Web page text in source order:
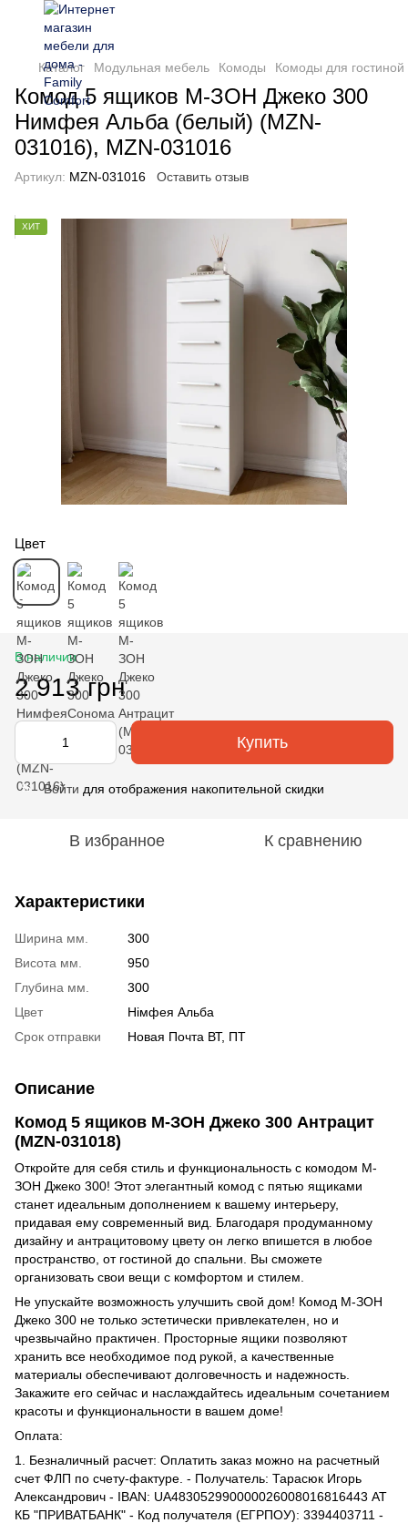
Каталог Модульная мебель Комоды Комоды для гостиной
Комод 5 ящиков М-ЗОН Джеко 300
Нимфея Альба (белый) (MZN-
031016), MZN-031016
Артикул: MZN-031016 Оставить отзыв
ХИТ
Цвет
В наличии
2 913 грн
Купить
% Войти для отображения накопительной скидки
В избранное К сравнению
Характеристики
Ширина мм.
300
Висота мм.
950
Глубина мм.
300
Цвет
Німфея Альба
Срок отправки
Новая Почта ВТ, ПТ
Описание
Комод 5 ящиков М-ЗОН Джеко 300 Антрацит
(MZN-031018)
Откройте для себя стиль и функциональность с комодом М-
ЗОН Джеко 300! Этот элегантный комод с пятью ящиками
станет идеальным дополнением к вашему интерьеру,
придавая ему современный вид. Благодаря продуманному
дизайну и антрацитовому цвету он легко впишется в любое
пространство, от гостиной до спальни. Вы сможете
организовать свои вещи с комфортом и стилем.
Не упускайте возможность улучшить свой дом! Комод М-ЗОН
Джеко 300 не только эстетически привлекателен, но и
чрезвычайно практичен. Просторные ящики позволяют
хранить все необходимое под рукой, а качественные
материалы обеспечивают долговечность и надежность.
Закажите его сейчас и наслаждайтесь идеальным сочетанием
красоты и функциональности в вашем доме!
Оплата:
1. Безналичный расчет: Оплатить заказ можно на расчетный
счет ФЛП по счету-фактуре. - Получатель: Тарасюк Игорь
Александрович - IBAN: UA483052990000026008016816443 АТ
КБ "ПРИВАТБАНК" - Код получателя (ЕГРПОУ): 3394403711 -